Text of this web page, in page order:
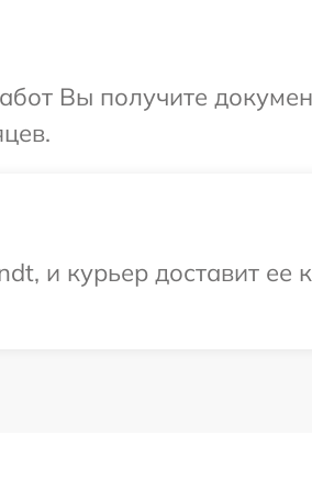
Вы получите
и курьер доставит ее